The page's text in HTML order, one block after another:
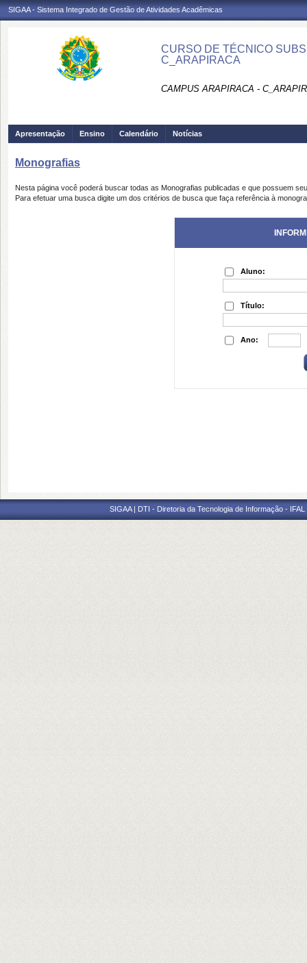
SIGAA - Sistema Integrado de Gestão de Atividades Acadêmicas
CURSO DE TÉCNICO
C_ARAPIRACA
CAMPUS ARAPIRACA -
Apresentação Ensino Calendário Notícias
Monografias
Nesta página você poderá buscar todas as Monografias publicadas e que possuem
Para efetuar uma busca digite um dos critérios de busca que faça referência à
Aluno:
Título:
Ano:
SIGAA | DTI - Diretoria da Tecnologia de Informação -